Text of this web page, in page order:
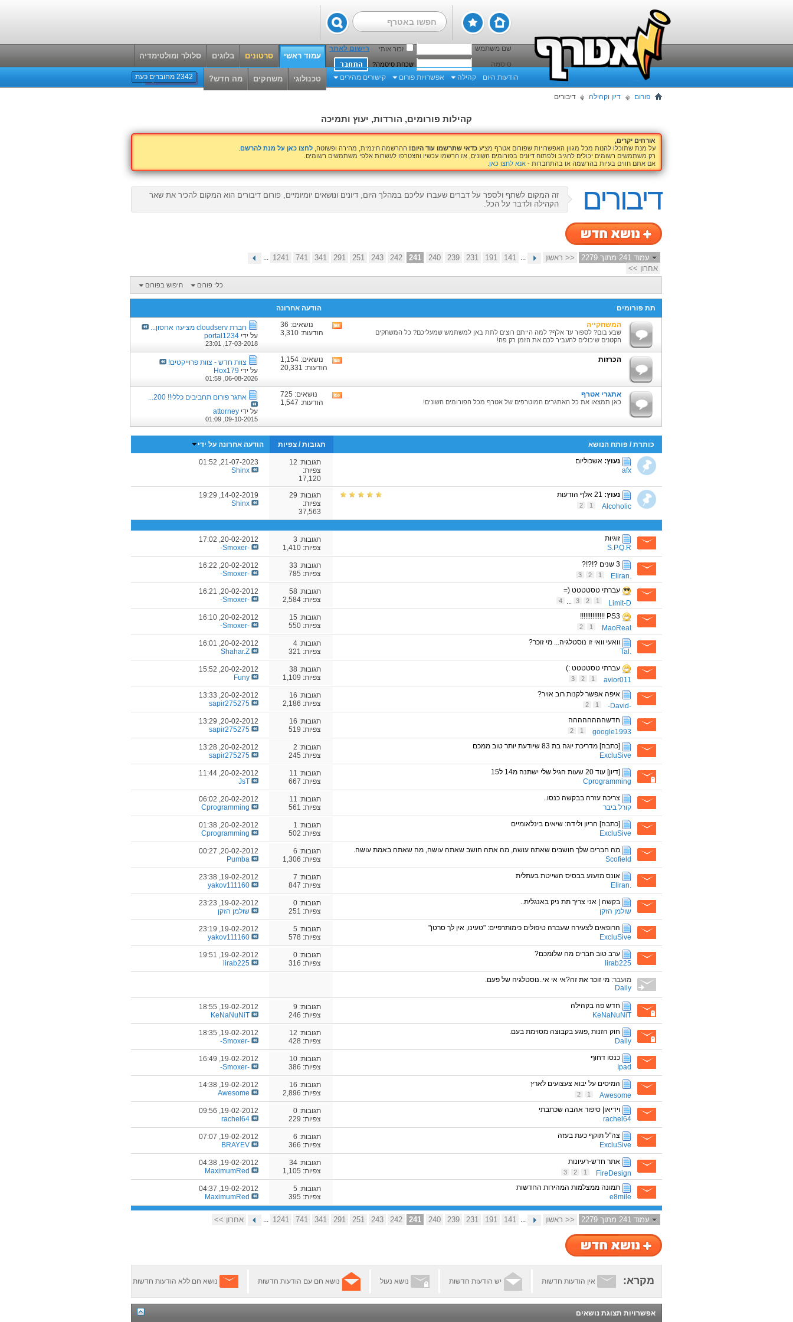
שם משתמש זכור אותי
רישום לאתר
סיסמה
שכחת סיסמה?
עמוד ראשי
הודעות היום קהילה אפשרויות פורום קישורים מהירים
סרטונים בלוגים סלולר ומולטימדיה
טכנולוגי משחקים מה חדש? 2342 מחוברים כעת
פורום דיון וקהילה דיבורים
קהילות פורומים, הורדות, יעוץ ותמיכה
אורחים יקרים,
על מנת שתוכלו להנות מכל מגוון האפשרויות שפורום אטרף מציע כדאי שתרשמו עוד היום! ההרשמה חינמית, מהירה ופשוטה, לחצו כאן על מנת להרשם
רק משתמשים רשומים יכולים להגיב ולפתוח דיונים בפורומים השונים, אז הרשמו עכשיו והצטרפו לעשרות אלפי משתמשים רשומים.
אם אתם חווים בעיות בהרשמה או בהתחברות - אנא לחצו כאן
דיבורים
זה המקום לשתף ולספר על דברים שעברו עליכם במהלך היום, דיונים ונושאים יומיומיים, פורום דיבורים הוא המקום להכיר את שאר
הקהילה ולדבר על הכל.
עמוד 241 מתוך 2279 << ראשון ...
141
191
231
239
240
241
242
243
251
291
341
741
1241
...
אחרון >>
כלי פורום חיפוש בפורום
תת פורומים
הודעה אחרונה
המשחקייה
שבע בום? לספור עד אלף? למה הייתם רוצים לתת באן למשתמש שמעליכם? כל המשחקים
הקטנים שיכולים להעביר לכם את הזמן רק פה!
בRSS
הפורום
נושאים: 36
הודעות: 3,310
חברת cloudserv מציעה אחסון...
על ידי portal1234
17-03-2018,
23:01
הכרזות
צפיה
בRSS
הפורום
נושאים: 1,154
הודעות: 20,331
צוות חדש - צוות פרוייקטים!
על ידי Hox179
06-08-2026,
01:59
אתגרי אטרף
כאן תמצאו את כל האתגרים המוטרפים של אטרף מכל הפורומים השונים!
בRSS
נושאים: 725
הודעות: 1,547
אתגר פורום תחביבים כללי!! 200...
על ידי attorney
09-10-2015,
01:09
כותרת/ פותח הנושא תגובות/צפיות הודעה אחרונה על ידי
נעוץ: אשכוליום
afx
תגובות: 12
צפיות:
17,120
21-07-2023,
01:52
Shinx
נעוץ: 21 אלף הודעות
Alcoholic
1
2
תגובות: 29
צפיות:
37,563
14-02-2019,
19:29
Shinx
זוגיות
S.P.Q.R
תגובות: 3
צפיות: 1,410
20-02-2012,
17:02
-Smoxer-
3 שנים ?!?!?
.Eliran
1
2
3
תגובות: 33
צפיות: 785
20-02-2012,
16:22
-Smoxer-
עברתי טסטטטט (=
Limit-D
1
2
3
...
4
תגובות: 58
צפיות: 2,584
20-02-2012,
16:21
-Smoxer-
PS3 !!!!!!!!!!!!!!
MaoReal
1
2
תגובות: 15
צפיות: 550
20-02-2012,
16:10
-Smoxer-
וואעי וואי זו נוסטלגיה... מי זוכר?
.Tal
תגובות: 4
צפיות: 321
20-02-2012,
16:01
Shahar.Z
עברתי טסטטטט :)
avior011
1
2
3
תגובות: 38
צפיות: 1,109
20-02-2012,
15:52
Funy
איפה אפשר לקנות רוב אויר?
-David-
1
2
תגובות: 16
צפיות: 2,186
20-02-2012,
13:33
sapir275275
חדשהההההההה
google1993
1
2
תגובות: 16
צפיות: 519
20-02-2012,
13:29
sapir275275
[כתבה] מדריכת יוגה בת 83 שיודעת יותר טוב ממכם
ExcluSive
תגובות: 2
צפיות: 245
20-02-2012,
13:28
sapir275275
[דיון] עוד 20 שעות הגיל שלי ישתנה מ14 ל15
Cprogramming
תגובות: 11
צפיות: 667
20-02-2012,
11:44
JsT
צריכה עזרה בבקשה כנסו..
קורל ביבר
תגובות: 11
צפיות: 561
20-02-2012,
06:02
Cprogramming
[כתבה] הריון ולידה: שיאים בינלאומיים
ExcluSive
תגובות: 1
צפיות: 502
20-02-2012,
01:38
Cprogramming
מה חברים שלך חושבים שאתה עושה, מה אתה חושב שאתה עושה, מה שאתה באמת עושה.
Scofield
תגובות: 6
צפיות: 1,306
20-02-2012,
00:27
Pumba
אונס מזעזע בבסיס השייטת בעתלית
.Eliran
תגובות: 7
צפיות: 847
19-02-2012,
23:38
yakov111160
בקשה | אני צריך תת ניק באנגלית..
שולמן הזקן
תגובות: 0
צפיות: 251
19-02-2012,
23:23
שולמן הזקן
הרופאים לצעירה שעברה טיפולים כימותרפיים: "טעינו, אין לך סרטן"
ExcluSive
תגובות: 5
צפיות: 578
19-02-2012,
23:19
yakov111160
ערב טוב חברים מה שלומכם?
lirab225
תגובות: 0
צפיות: 316
19-02-2012,
19:51
lirab225
מועבר: מי זוכר את זה?אי אי אי..נוסטלגיה של פעם.
Daily
חדש פה בקהילה
KeNaNuNiT
תגובות: 9
צפיות: 246
19-02-2012,
18:55
KeNaNuNiT
חוק הזנות ,פוגע בקבוצה מסוימת בעם.
Daily
תגובות: 12
צפיות: 428
19-02-2012,
18:35
-Smoxer-
כנסו דחוף
Ipad
תגובות: 10
צפיות: 386
19-02-2012,
16:49
-Smoxer-
המיסים על יבוא צעצועים לארץ
Awesοme
1
2
תגובות: 16
צפיות: 2,896
19-02-2012,
14:38
Awesοme
וידיאו| סיפור אהבה שכתבתי
rachel64
תגובות: 0
צפיות: 229
19-02-2012,
09:56
rachel64
צה"ל תוקף כעת בעזה
ExcluSive
תגובות: 6
צפיות: 366
19-02-2012,
07:07
BRAYEV
אתר חדש-רעיונות
FireDesign
1
2
3
תגובות: 34
צפיות: 1,105
19-02-2012,
04:38
MaximumRed
תמונה ממצלמות המהירות החדשות
e8mile
תגובות: 5
צפיות: 395
19-02-2012,
04:37
MaximumRed
עמוד 241 מתוך 2279 << ראשון ...
141
191
231
239
240
241
242
243
251
291
341
741
1241
... אחרון >>
מקרא: אין הודעות חדשות יש הודעות חדשות נושא נעול נושא חם עם הודעות חדשות נושא חם ללא הודעות חדשות
אפשרויות תצוגת נושאים